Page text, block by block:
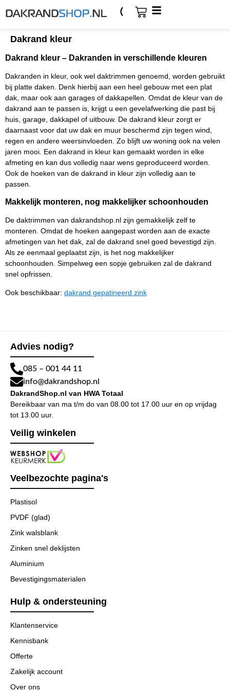
Dakrand kleur
Dakrand kleur – Dakranden in verschillende kleuren
Dakranden in kleur, ook wel daktrimmen genoemd, worden gebruikt
bij platte daken. Denk hierbij aan een heel gebouw met een plat
dak, maar ook aan garages of dakkapellen. Omdat de kleur van de
dakrand aan te passen is, krijgt u een gevelafwerking die past bij
huis, garage, dakkapel of uitbouw. De dakrand kleur zorgt er
daarnaast voor dat uw dak en muur beschermd zijn tegen wind,
regen en andere weersinvloeden. Zo blijft uw woning ook na velen
jaren mooi. Een dakrand in kleur kan gemaakt worden in elke
afmeting en kan dus volledig naar wens geproduceerd worden.
Ook de hoeken van de dakrand in kleur zijn volledig aan te
passen.
Makkelijk monteren, nog makkelijker schoonhouden
De daktrimmen van dakrandshop.nl zijn gemakkelijk zelf te
monteren. Omdat de hoeken aangepast worden aan de exacte
afmetingen van het dak, zal de dakrand snel goed bevestigd zijn.
Als ze eenmaal geplaatst zijn, is het nog makkelijker
schoonhouden. Simpelweg een sopje gebruiken zal de dakrand
snel opfrissen.
Ook beschikbaar: dakrand gepatineerd zink
Advies nodig?
085 – 001 44 11
info@dakrandshop.nl
DakrandShop.nl van HWA Totaal
Bereikbaar van ma t/m do van 08.00 tot 17.00 uur en op vrijdag
tot 13.00 uur.
Veilig winkelen
Veelbezochte pagina's
Plastisol
PVDF (glad)
Zink walsblank
Zinken snel deklijsten
Aluminium
Bevestigingsmaterialen
Hulp & ondersteuning
Klantenservice
Kennisbank
Offerte
Zakelijk account
Over ons